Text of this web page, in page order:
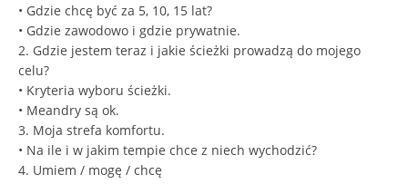
• Gdzie chcę być za 5, 10, 15 lat?
• Gdzie zawodowo i gdzie prywatnie.
2. Gdzie jestem teraz i jakie ścieżki prowadzą do mojego
celu?
• Kryteria wyboru ścieżki.
• Meandry są ok.
3. Moja strefa komfortu.
• Na ile i w jakim tempie chce z niech wychodzić?
4. Umiem / mogę / chcę